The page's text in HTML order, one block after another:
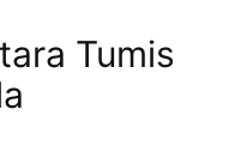
Tumis